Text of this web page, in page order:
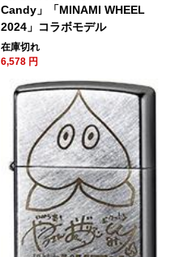
Candy」「MINAMI WHEEL
2024」コラボモデル
在庫切れ
6,578 円